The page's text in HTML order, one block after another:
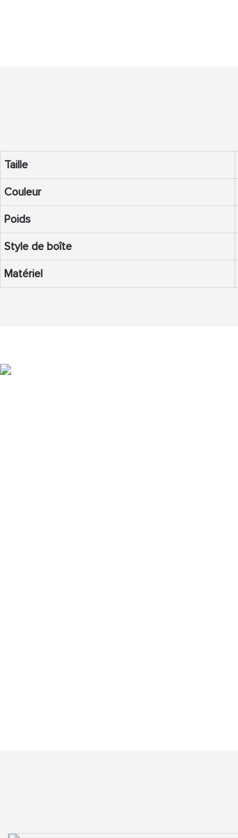
Taille
Couleur
Poids
Style de boîte
Matériel